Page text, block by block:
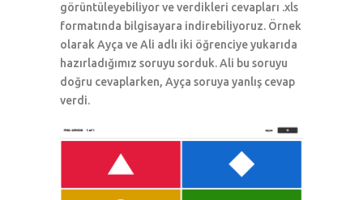
görüntüleyebiliyor ve verdikleri cevapları .xls
formatında bilgisayara indirebiliyoruz. Örnek
olarak Ayça ve Ali adlı iki öğrenciye yukarıda
hazırladığımız soruyu sorduk. Ali bu soruyu
doğru cevaplarken, Ayça soruya yanlış cevap
verdi.